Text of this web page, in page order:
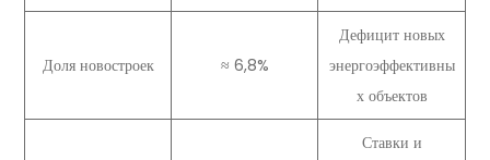
Доля новостроек ≈ 6,8%
Дефицит новых
энергоэффективны
х объектов
Ставки и